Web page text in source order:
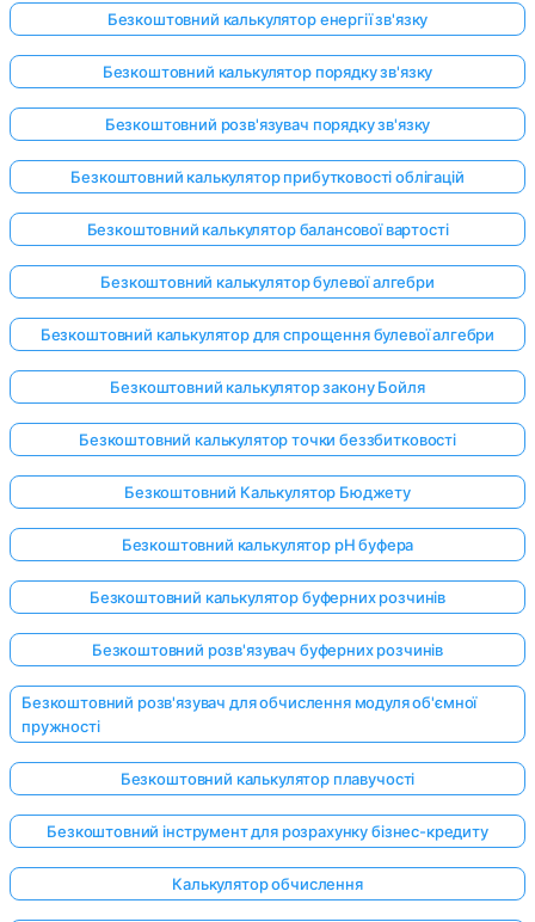
Безкоштовний калькулятор енергії зв'язку
Безкоштовний калькулятор порядку зв'язку
Безкоштовний розв'язувач порядку зв'язку
Безкоштовний калькулятор прибутковості облігацій
Безкоштовний калькулятор балансової вартості
Безкоштовний калькулятор булевої алгебри
Безкоштовний калькулятор для спрощення булевої алгебри
Безкоштовний калькулятор закону Бойля
Безкоштовний калькулятор точки беззбитковості
Безкоштовний Калькулятор Бюджету
Безкоштовний калькулятор pH буфера
Безкоштовний калькулятор буферних розчинів
Безкоштовний розв'язувач буферних розчинів
Безкоштовний розв'язувач для обчислення модуля об'ємної
пружності
Безкоштовний калькулятор плавучості
Безкоштовний інструмент для розрахунку бізнес-кредиту
Калькулятор обчислення